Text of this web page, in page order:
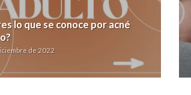
lo que se conoce por acné
de 2022